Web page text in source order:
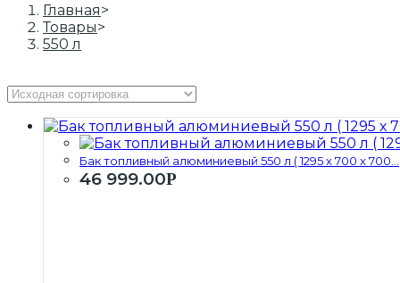
Главная>
Товары>
550 л
Бак топливный алюминиевый 550 л ( 1295 х 700 х 700...
46 999.00Р